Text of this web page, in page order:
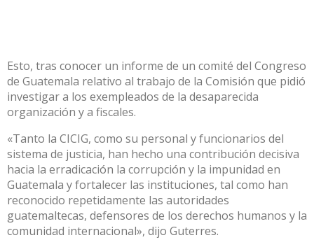
Esto, tras conocer un informe de un comité del Congreso
de Guatemala relativo al trabajo de la Comisión que pidió
investigar a los exempleados de la desaparecida
organización y a fiscales.
«Tanto la CICIG, como su personal y funcionarios del
sistema de justicia, han hecho una contribución decisiva
hacia la erradicación la corrupción y la impunidad en
Guatemala y fortalecer las instituciones, tal como han
reconocido repetidamente las autoridades
guatemaltecas, defensores de los derechos humanos y la
comunidad internacional», dijo Guterres.